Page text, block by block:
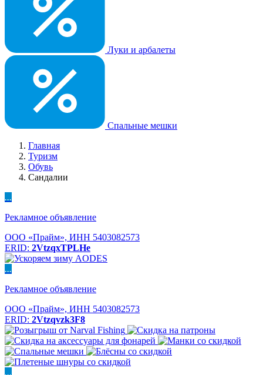
Луки и арбалеты
Спальные мешки
Главная
Туризм
Обувь
Сандалии
...
Рекламное объявление
ООО «Прайм», ИНН 5403082573
ERID: 2VtzqxTPLHe
...
Рекламное объявление
ООО «Прайм», ИНН 5403082573
ERID: 2Vtzqvzk3F8
...